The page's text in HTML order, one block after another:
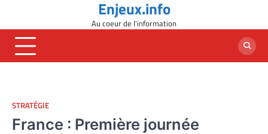
content
Enjeux.info
Au coeur de l'information
STRATÉGIE
France : Première journée